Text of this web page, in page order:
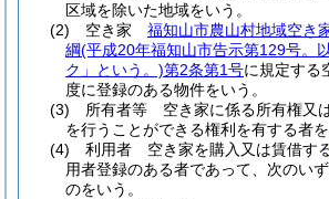
区域を除いた地域をいう。
(2)
空き家 福知山市農山村地域空き
綱(平成20年福知山市告示第129号。
ク」という。)第2条第1号に規定する
度に登録のある物件をいう。
(3)
所有者等 空き家に係る所有権又
を行うことができる権利を有する者を
(4)
利用者 空き家を購入又は賃借す
用者登録のある者であって、次のい
のをいう。